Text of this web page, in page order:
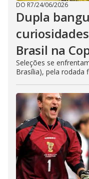
DO R7/24/06/2026
Dupla
Brasil na
Seleções se
Brasília), pela rodada